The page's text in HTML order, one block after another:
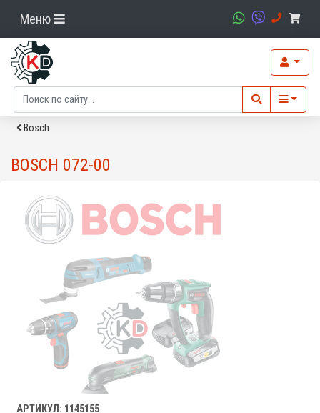
Меню
Bosch
BOSCH 072-00
АРТИКУЛ: 1145155